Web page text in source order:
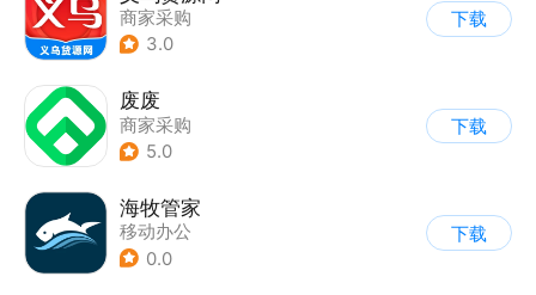
商家采购
3.0
下载
废废
商家采购
5.0
下载
海牧管家
移动办公
0.0
下载